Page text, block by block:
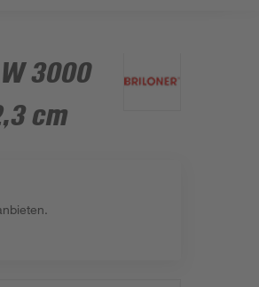
3000
cm